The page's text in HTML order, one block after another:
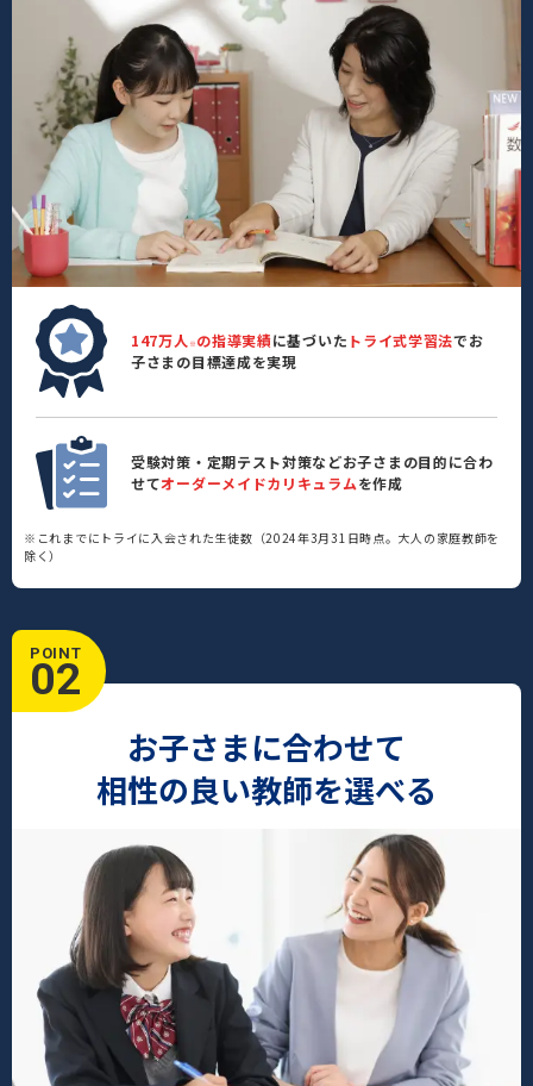
147万人 ※ の指導実績に基づいた トライ式学習法でお
子さまの目標達成を実現
受験対策・定期テスト対策などお子さまの目的に合わ
せてオーダーメイドカリキュラムを作成
※これまでにトライに入会された生徒数（2024年3月31日時点。大人の家庭教師を
除く）
POINT
02
お子さまに合わせて
相性の良い教師を選べる